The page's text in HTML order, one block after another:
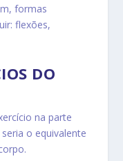
formas
flexões,
DO
na parte
o equivalente